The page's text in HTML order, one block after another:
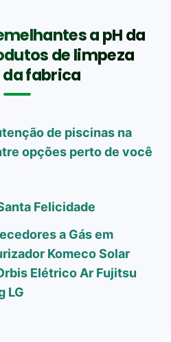
a pH da
de limpeza
fabrica
de piscinas na
opções perto de você
Felicidade
a Gás em
Komeco Solar
Elétrico Ar Fujitsu
LG